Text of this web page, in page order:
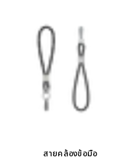
สายคล้องข้อมือ